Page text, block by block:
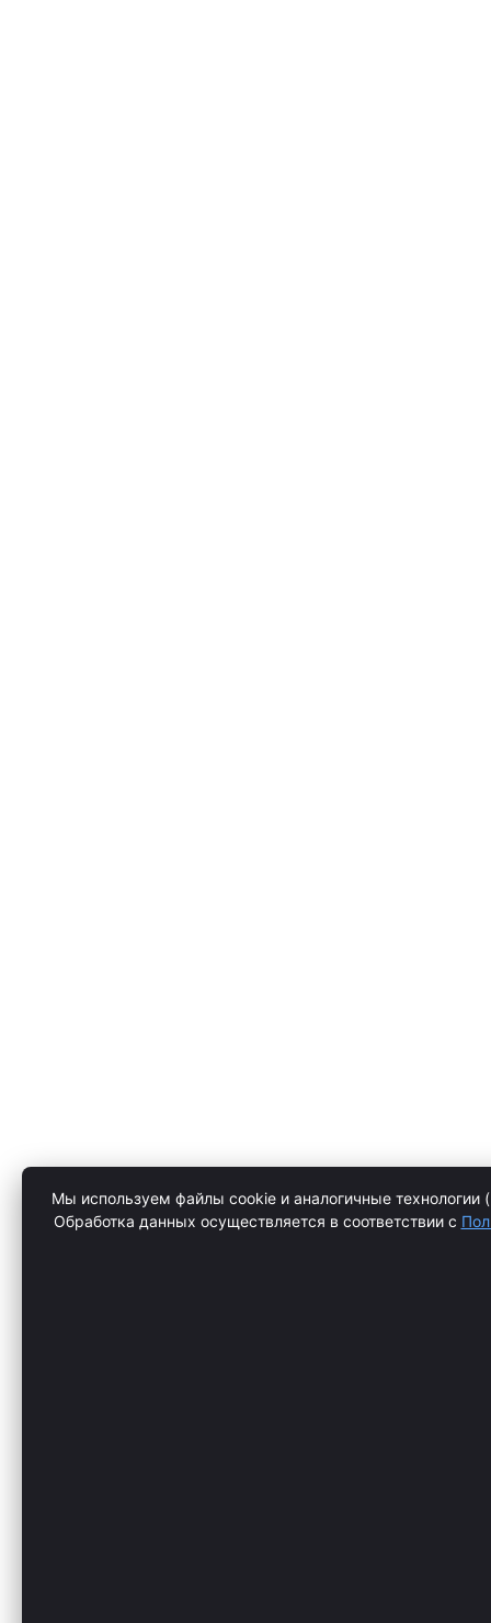
Мы используем файлы cookie и аналогичные технологии
Обработка данных осуществляется в соответствии с